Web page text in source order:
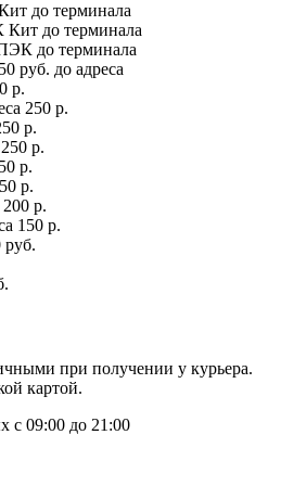
до терминала
до терминала
до терминала
руб. до адреса
р.
250 р.
р.
р.
р.
р.
р.
150 р.
при получении у курьера.
картой.
с 09:00 до 21:00